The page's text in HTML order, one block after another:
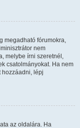
megadható fórumokra,
nem
melybe írni szeretnél,
csatolmányokat. Ha nem
hozzáadni, lépj
az oldalára. Ha